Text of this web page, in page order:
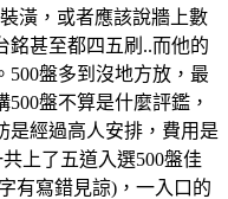
潢，或者應該說牆上數
銘甚至都四五刷..而他的
500盤多到沒地方放，最
盤不算是什麼評鑑，
是經過高人安排，費用是
上了五道入選500盤佳
有寫錯見諒)，一入口的